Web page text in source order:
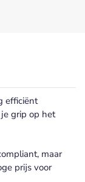
Customer nieuws
efficiënt
grip op het
maar
prijs voor